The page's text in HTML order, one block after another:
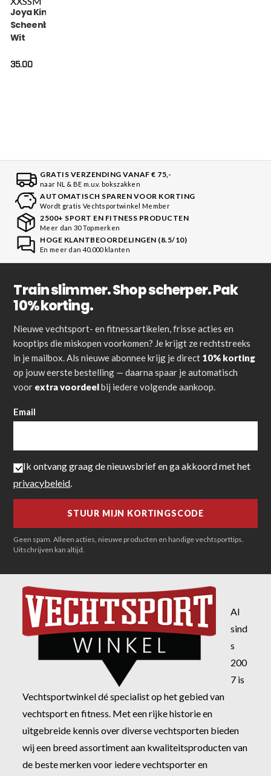
Joya Kinder Dragon
Scheenbeschermers
Wit
35.00
GRATIS VERZENDING VANAF € 75,-
naar NL & BE m.u.v. bokszakken
AUTOMATISCH SPAREN VOOR KORTING
Wordt gratis Vechtsportwinkel Member
2500+ SPORT EN FITNESS PRODUCTEN
Meer dan 30 Topmerken
HOGE KLANTBEOORDELINGEN (8.5/10)
En meer dan 40.000 klanten
Train slimmer. Shop scherper. Pak
10% korting.
Nieuwe vechtsport- en fitnessartikelen, frisse acties en
kooptips die miskopen voorkomen? Je krijgt ze rechtstreeks
in je mailbox. Als nieuwe abonnee krijg je direct 10% korting
op jouw eerste bestelling — daarna spaar je automatisch
voor extra voordeelbij iedere volgende aankoop.
Email
Ik ontvang graag de nieuwsbrief en ga akkoord met het
privacybeleid.
Geen spam. Alleen acties, nieuwe producten en handige vechtsporttips.
Uitschrijven kan altijd.
Al
sind
s
200
7 is
Vechtsportwinkel dé specialist op het gebied van
vechtsport en fitness. Met een rijke historie en
uitgebreide kennis over diverse vechtsporten bieden
wij een breed assortiment aan kwaliteitsproducten van
de beste merken voor iedere vechtsporter en